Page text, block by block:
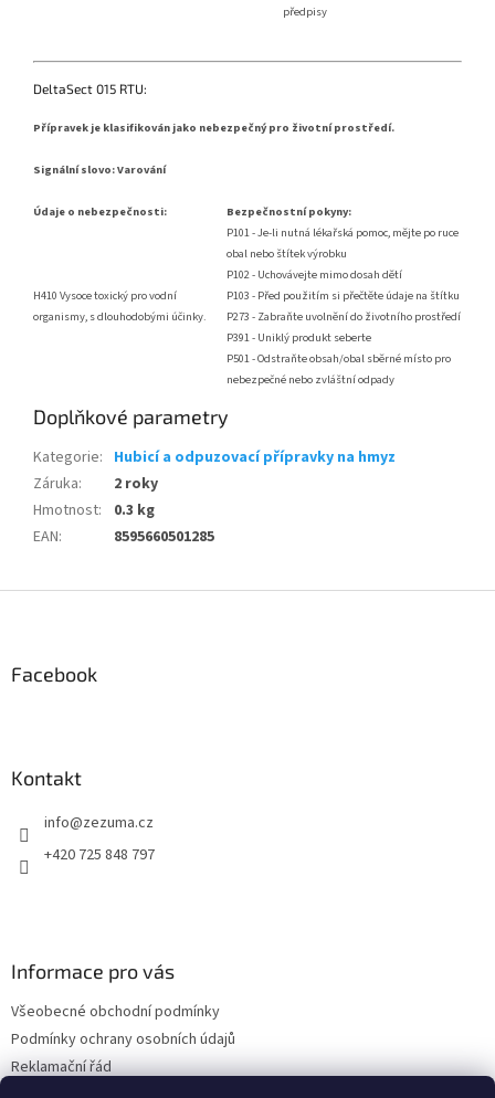
předpisy
DeltaSect 015 RTU:
Přípravek je klasifikován jako nebezpečný pro životní prostředí.
Signální slovo: Varování
Údaje o nebezpečnosti: Bezpečnostní pokyny:
H410 Vysoce toxický pro vodní
organismy, s dlouhodobými účinky.
P101 - Je-li nutná lékařská pomoc, mějte po ruce
obal nebo štítek výrobku
P102 - Uchovávejte mimo dosah dětí
P103 - Před použitím si přečtěte údaje na štítku
P273 - Zabraňte uvolnění do životního prostředí
P391 - Uniklý produkt seberte
P501 - Odstraňte obsah/obal sběrné místo pro
nebezpečné nebo zvláštní odpady
Doplňkové parametry
Kategorie: Hubicí a odpuzovací přípravky na hmyz
Záruka:
2 roky
Hmotnost:
0.3 kg
EAN: 8595660501285
Facebook
Kontakt
info@zezuma.cz
+420 725 848 797
Informace pro vás
Všeobecné obchodní podmínky
Podmínky ochrany osobních údajů
Reklamační řád